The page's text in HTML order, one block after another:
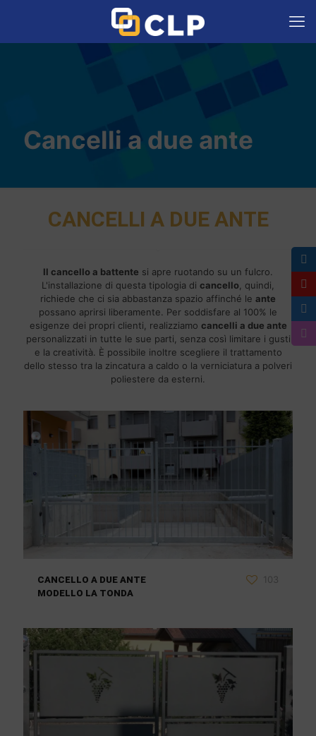
Cancelli a due ante
CANCELLI A DUE ANTE
Il cancello a battente si apre ruotando su un fulcro.
L'installazione di questa tipologia di cancello , quindi,
richiede che ci sia abbastanza spazio affinché le ante
possano aprirsi liberamente. Per soddisfare al 100% le
esigenze dei propri clienti, realizziamo cancelli a due ante
personalizzati in tutte le sue parti, senza così limitare i gusti
e la creatività. È possibile inoltre scegliere il trattamento
dello stesso tra la zincatura a caldo o la verniciatura a polveri
poliestere da esterni.
CANCELLO A DUE ANTE
MODELLO LA TONDA
103